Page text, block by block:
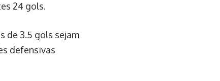
24 gols.
de 3.5 gols sejam
defensivas